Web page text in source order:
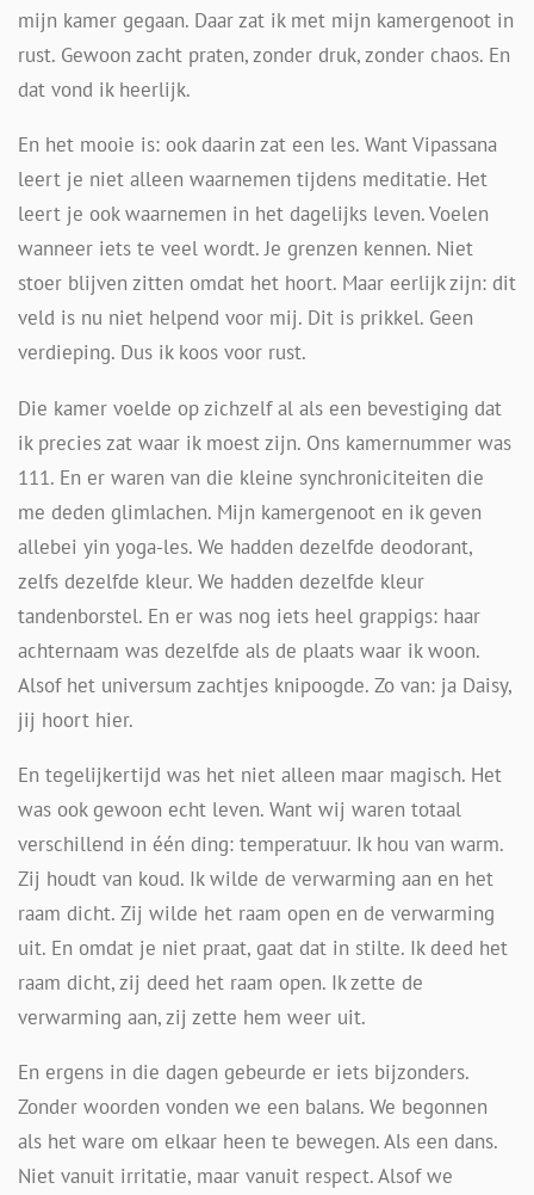
mijn kamer gegaan. Daar zat ik met mijn kamergenoot in
rust. Gewoon zacht praten, zonder druk, zonder chaos. En
dat vond ik heerlijk.
En het mooie is: ook daarin zat een les. Want Vipassana
leert je niet alleen waarnemen tijdens meditatie. Het
leert je ook waarnemen in het dagelijks leven. Voelen
wanneer iets te veel wordt. Je grenzen kennen. Niet
stoer blijven zitten omdat het hoort. Maar eerlijk zijn: dit
veld is nu niet helpend voor mij. Dit is prikkel. Geen
verdieping. Dus ik koos voor rust.
Die kamer voelde op zichzelf al als een bevestiging dat
ik precies zat waar ik moest zijn. Ons kamernummer was
111. En er waren van die kleine synchroniciteiten die
me deden glimlachen. Mijn kamergenoot en ik geven
allebei yin yoga-les. We hadden dezelfde deodorant,
zelfs dezelfde kleur. We hadden dezelfde kleur
tandenborstel. En er was nog iets heel grappigs: haar
achternaam was dezelfde als de plaats waar ik woon.
Alsof het universum zachtjes knipoogde. Zo van: ja Daisy,
jij hoort hier.
En tegelijkertijd was het niet alleen maar magisch. Het
was ook gewoon echt leven. Want wij waren totaal
verschillend in één ding: temperatuur. Ik hou van warm.
Zij houdt van koud. Ik wilde de verwarming aan en het
raam dicht. Zij wilde het raam open en de verwarming
uit. En omdat je niet praat, gaat dat in stilte. Ik deed het
raam dicht, zij deed het raam open. Ik zette de
verwarming aan, zij zette hem weer uit.
En ergens in die dagen gebeurde er iets bijzonders.
Zonder woorden vonden we een balans. We begonnen
als het ware om elkaar heen te bewegen. Als een dans.
Niet vanuit irritatie, maar vanuit respect. Alsof we